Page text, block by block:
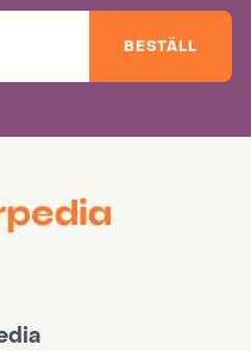
BESTÄLL